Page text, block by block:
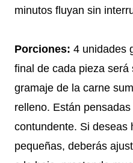
minutos fluyan sin
Porciones: 4 unidades
final de cada pieza será
gramaje de la carne
relleno. Están
contundente. Si deseas
pequeñas, deberás